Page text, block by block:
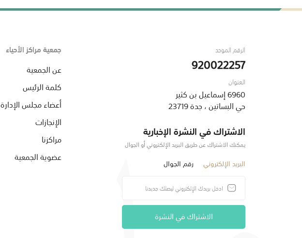
الرقم الموحد
920022257
العنوان
6960 إسماعيل بن كثير
حي البساتين ، جدة 23719
الاشتراك في النشرة الإخبارية
يمكنك الاشتراك عن طريق البريد الإلكتروني أو الجوال
البريد الإلكتروني رقم الجوال
الاشتراك في النشرة
جمعية مراكز الأحياء
عن الجمعية
كلمة الرئيس
أعضاء مجلس الإدارة
الإنجازات
مراكزنا
عضوية الجمعية